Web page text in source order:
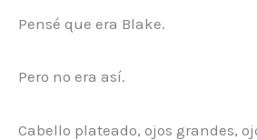
Pensé que era Blake.
Pero no era así.
Cabello plateado, ojos grandes,